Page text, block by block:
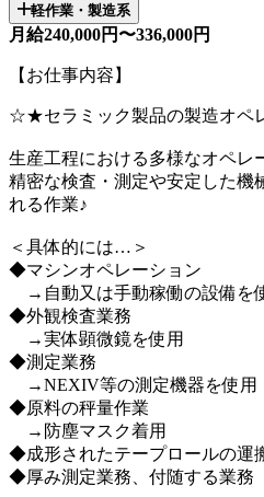
軽作業・製造系
月給240,000円〜336,000円
【お仕事内容】
☆★セラミック製品の製造オ
生産工程における多様なオペレ
精密な検査・測定や安定した機
れる作業♪
＜具体的には…＞
◆マシンオペレーション
→自動又は手動稼働の設備を
◆外観検査業務
→実体顕微鏡を使用
◆測定業務
→NEXIV等の測定機器を使用
◆原料の秤量作業
→防塵マスク着用
◆成形されたテープロールの運
◆厚み測定業務、付随する業